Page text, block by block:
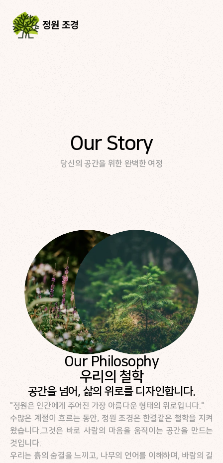
정원 조경
Our Story
당신의 공간을 위한 완벽한 여정
Our Philosophy
우리의 철학
공간을 넘어, 삶의 위로를 디자인합니다.
"정원은 인간에게 주어진 가장 아름다운 형태의 위로입니다."
수많은 계절이 흐르는 동안, 정원 조경은 한결같은 철학을 지켜
왔습니다.그것은 바로 사람의 마음을 움직이는 공간을 만드는
것입니다.
우리는 흙의 숨결을 느끼고, 나무의 언어를 이해하며, 바람의 길